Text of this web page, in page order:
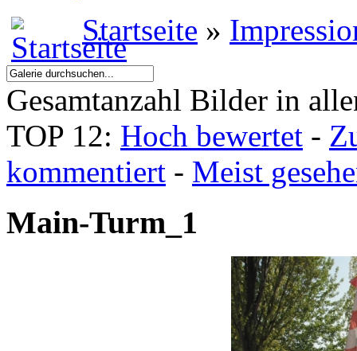
Startseite »
Gesamtanzahl Bilder in
TOP 12: Hoch bewertet -
kommentiert - Meist
Main-Turm_1